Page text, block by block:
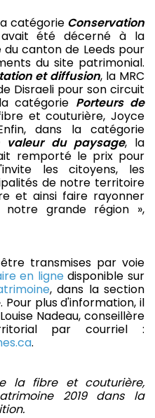
catégorie Conservation
été décerné à la
canton de Leeds pour
du site patrimonial.
et diffusion, la MRC
Disraeli pour son circuit
catégorie Porteurs de
et couturière, Joyce
dans la catégorie
valeur du paysage, la
remporté le prix pour
les citoyens, les
de notre territoire
et ainsi faire rayonner
grande région »,
transmises par voie
en lignedisponible sur
, dans la section
Pour plus d'information, il
Nadeau, conseillère
par courriel :
.
la fibre et couturière,
2019 dans la